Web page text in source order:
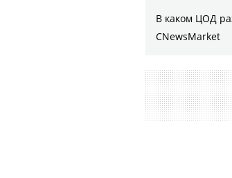
В каком ЦОД
CNewsMarket